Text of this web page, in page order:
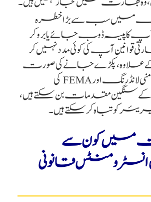
میں سب سے بڑا خطرہ
کا پیسہ ڈوب جائے یا بروکر
قوانین آپ کی کوئی مدد نہیں کر
پکڑے جانے کی صورت
میں آپ پر منی لانڈرنگ اور FEMA کی
سنگین مقدمات بن سکتے ہیں،
کو تباہ کر سکتے ہیں۔
میں کون سے
قانونی